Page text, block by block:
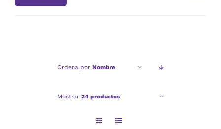
Ordena por Nombre
Mostrar 24 productos